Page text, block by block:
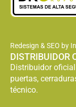
Redesign & SEO by
DISTRIBUIDOR
Distribuidor oficial
puertas,
técnico.